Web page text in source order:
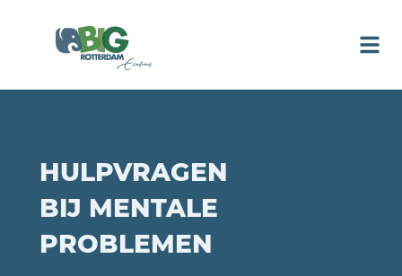
HULPVRAGEN
BIJ MENTALE
PROBLEMEN